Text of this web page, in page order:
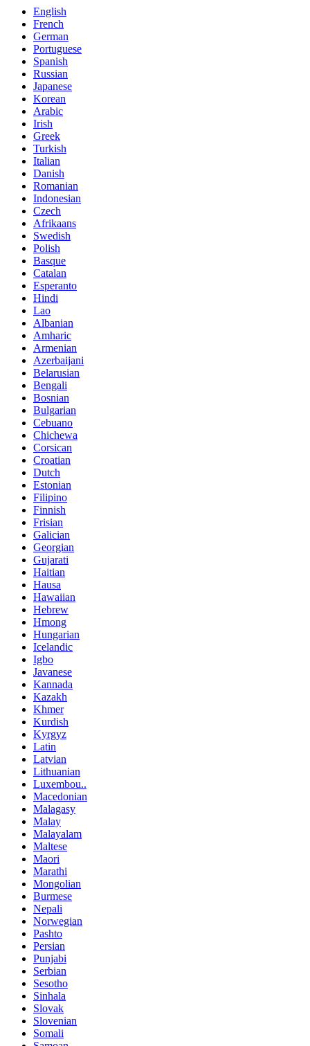
English
French
German
Portuguese
Spanish
Russian
Japanese
Korean
Arabic
Irish
Greek
Turkish
Italian
Danish
Romanian
Indonesian
Czech
Afrikaans
Swedish
Polish
Basque
Catalan
Esperanto
Hindi
Lao
Albanian
Amharic
Armenian
Azerbaijani
Belarusian
Bengali
Bosnian
Bulgarian
Cebuano
Chichewa
Corsican
Croatian
Dutch
Estonian
Filipino
Finnish
Frisian
Galician
Georgian
Gujarati
Haitian
Hausa
Hawaiian
Hebrew
Hmong
Hungarian
Icelandic
Igbo
Javanese
Kannada
Kazakh
Khmer
Kurdish
Kyrgyz
Latin
Latvian
Lithuanian
Luxembou..
Macedonian
Malagasy
Malay
Malayalam
Maltese
Maori
Marathi
Mongolian
Burmese
Nepali
Norwegian
Pashto
Persian
Punjabi
Serbian
Sesotho
Sinhala
Slovak
Slovenian
Somali